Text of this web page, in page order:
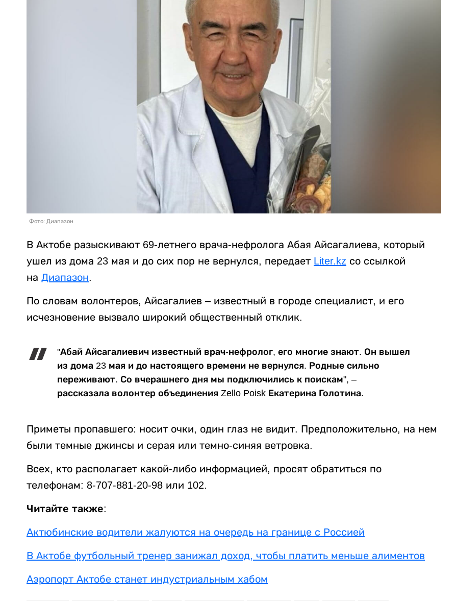
Фото: Диапазон
В Актобе разыскивают 69-летнего врача-нефролога Абая Айсагалиева, который
ушел из дома 23 мая и до сих пор не вернулся, передает Liter.kz со ссылкой
на Диапазон.
По словам волонтеров, Айсагалиев – известный в городе специалист, и его
исчезновение вызвало широкий общественный отклик.
"Абай Айсагалиевич известный врач-нефролог, его многие знают. Он вышел
из дома 23 мая и до настоящего времени не вернулся. Родные сильно
переживают. Со вчерашнего дня мы подключились к поискам", –
рассказала волонтер объединения Zello Poisk Екатерина Голотина.
Приметы пропавшего: носит очки, один глаз не видит. Предположительно, на нем
были темные джинсы и серая или темно-синяя ветровка.
Всех, кто располагает какой-либо информацией, просят обратиться по
телефонам: 8-707-881-20-98 или 102.
Читайте также:
Актюбинские водители жалуются на очередь на границе с Россией
В Актобе футбольный тренер занижал доход, чтобы платить меньше алиментов
Аэропорт Актобе станет индустриальным хабом